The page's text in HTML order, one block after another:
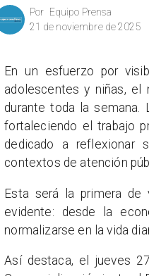
Equipo Prensa
Por
21 de noviembre de 2025
En un esfuerzo por
adolescentes y niñas, el
durante toda la semana.
fortaleciendo el trabajo
dedicado a reflexionar
contextos de atención
Esta será la primera de
evidente: desde la
normalizarse en la vida
Así destaca, el jueves